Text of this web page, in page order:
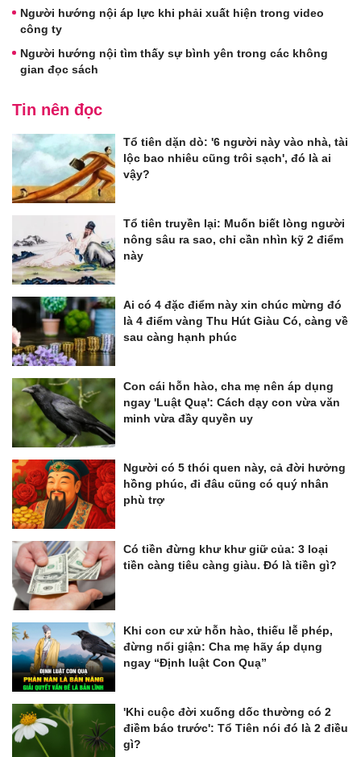
Người hướng nội áp lực khi phải xuất hiện trong video
công ty
Người hướng nội tìm thấy sự bình yên trong các không
gian đọc sách
Tin nên đọc
Tổ tiên dặn dò: '6 người này vào nhà, tài
lộc bao nhiêu cũng trôi sạch', đó là ai
vậy?
Tổ tiên truyền lại: Muốn biết lòng người
nông sâu ra sao, chỉ cần nhìn kỹ 2 điểm
này
Ai có 4 đặc điểm này xin chúc mừng đó
là 4 điểm vàng Thu Hút Giàu Có, càng về
sau càng hạnh phúc
Con cái hỗn hào, cha mẹ nên áp dụng
ngay 'Luật Quạ': Cách dạy con vừa văn
minh vừa đầy quyền uy
Người có 5 thói quen này, cả đời hưởng
hồng phúc, đi đâu cũng có quý nhân
phù trợ
Có tiền đừng khư khư giữ của: 3 loại
tiền càng tiêu càng giàu. Đó là tiền gì?
Khi con cư xử hỗn hào, thiếu lễ phép,
đừng nổi giận: Cha mẹ hãy áp dụng
ngay “Định luật Con Quạ”
'Khi cuộc đời xuống dốc thường có 2
điềm báo trước': Tổ Tiên nói đó là 2 điều
gì?